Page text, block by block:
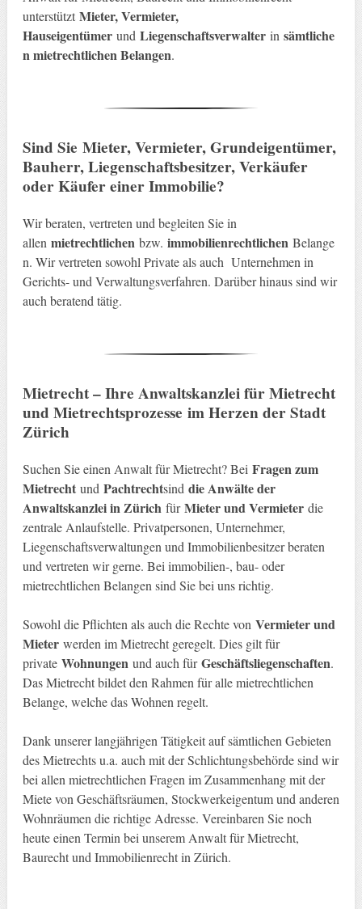
unterstütztMieter, Vermieter,
Hauseigentümerund Liegenschaftsverwalterinsämtliche
n mietrechtlichen Belangen.
Sind Sie Mieter, Vermieter, Grundeigentümer,
Bauherr, Liegenschaftsbesitzer, Verkäufer
oder Käufer einer Immobilie?
Wir beraten, vertreten und begleiten Sie in
allen mietrechtlichen bzw. immobilienrechtlichen Belange
n. Wir vertreten sowohl Private als auch Unternehmen in
Gerichts- und Verwaltungsverfahren. Darüber hinaus sind wir
auch beratend tätig.
Mietrecht – Ihre Anwaltskanzlei für Mietrecht
und Mietrechtsprozesse im Herzen der Stadt
Zürich
Suchen Sie einen Anwalt für Mietrecht? Bei Fragen zum
Mietrechtund Pachtrechtsind die Anwälte der
Anwaltskanzlei in ZürichfürMieter und Vermieterdie
zentrale Anlaufstelle. Privatpersonen, Unternehmer,
Liegenschaftsverwaltungen und Immobilienbesitzer beraten
und vertreten wir gerne. Bei immobilien-, bau- oder
mietrechtlichen Belangen sind Sie bei uns richtig.
Sowohl die Pflichten als auch die Rechte von Vermieter und
Mieterwerden im Mietrecht geregelt. Dies gilt für
private Wohnungenund auch fürGeschäftsliegenschaften.
Das Mietrecht bildet den Rahmen für alle mietrechtlichen
Belange, welche das Wohnen regelt.
Dank unserer langjährigen Tätigkeit auf sämtlichen Gebieten
des Mietrechts u.a. auch mit der Schlichtungsbehörde sind wir
bei allen mietrechtlichen Fragen im Zusammenhang mit der
Miete von Geschäftsräumen, Stockwerkeigentum und anderen
Wohnräumen die richtige Adresse. Vereinbaren Sie noch
heute einen Termin bei unserem Anwalt für Mietrecht,
Baurecht und Immobilienrecht in Zürich.